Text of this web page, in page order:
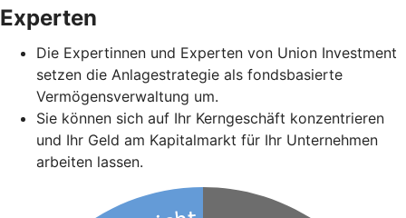
Experten
Die Expertinnen und Experten von Union Investment
setzen die Anlagestrategie als fondsbasierte
Vermögensverwaltung um.
Sie können sich auf Ihr Kerngeschäft konzentrieren
und Ihr Geld am Kapitalmarkt für Ihr Unternehmen
arbeiten lassen.